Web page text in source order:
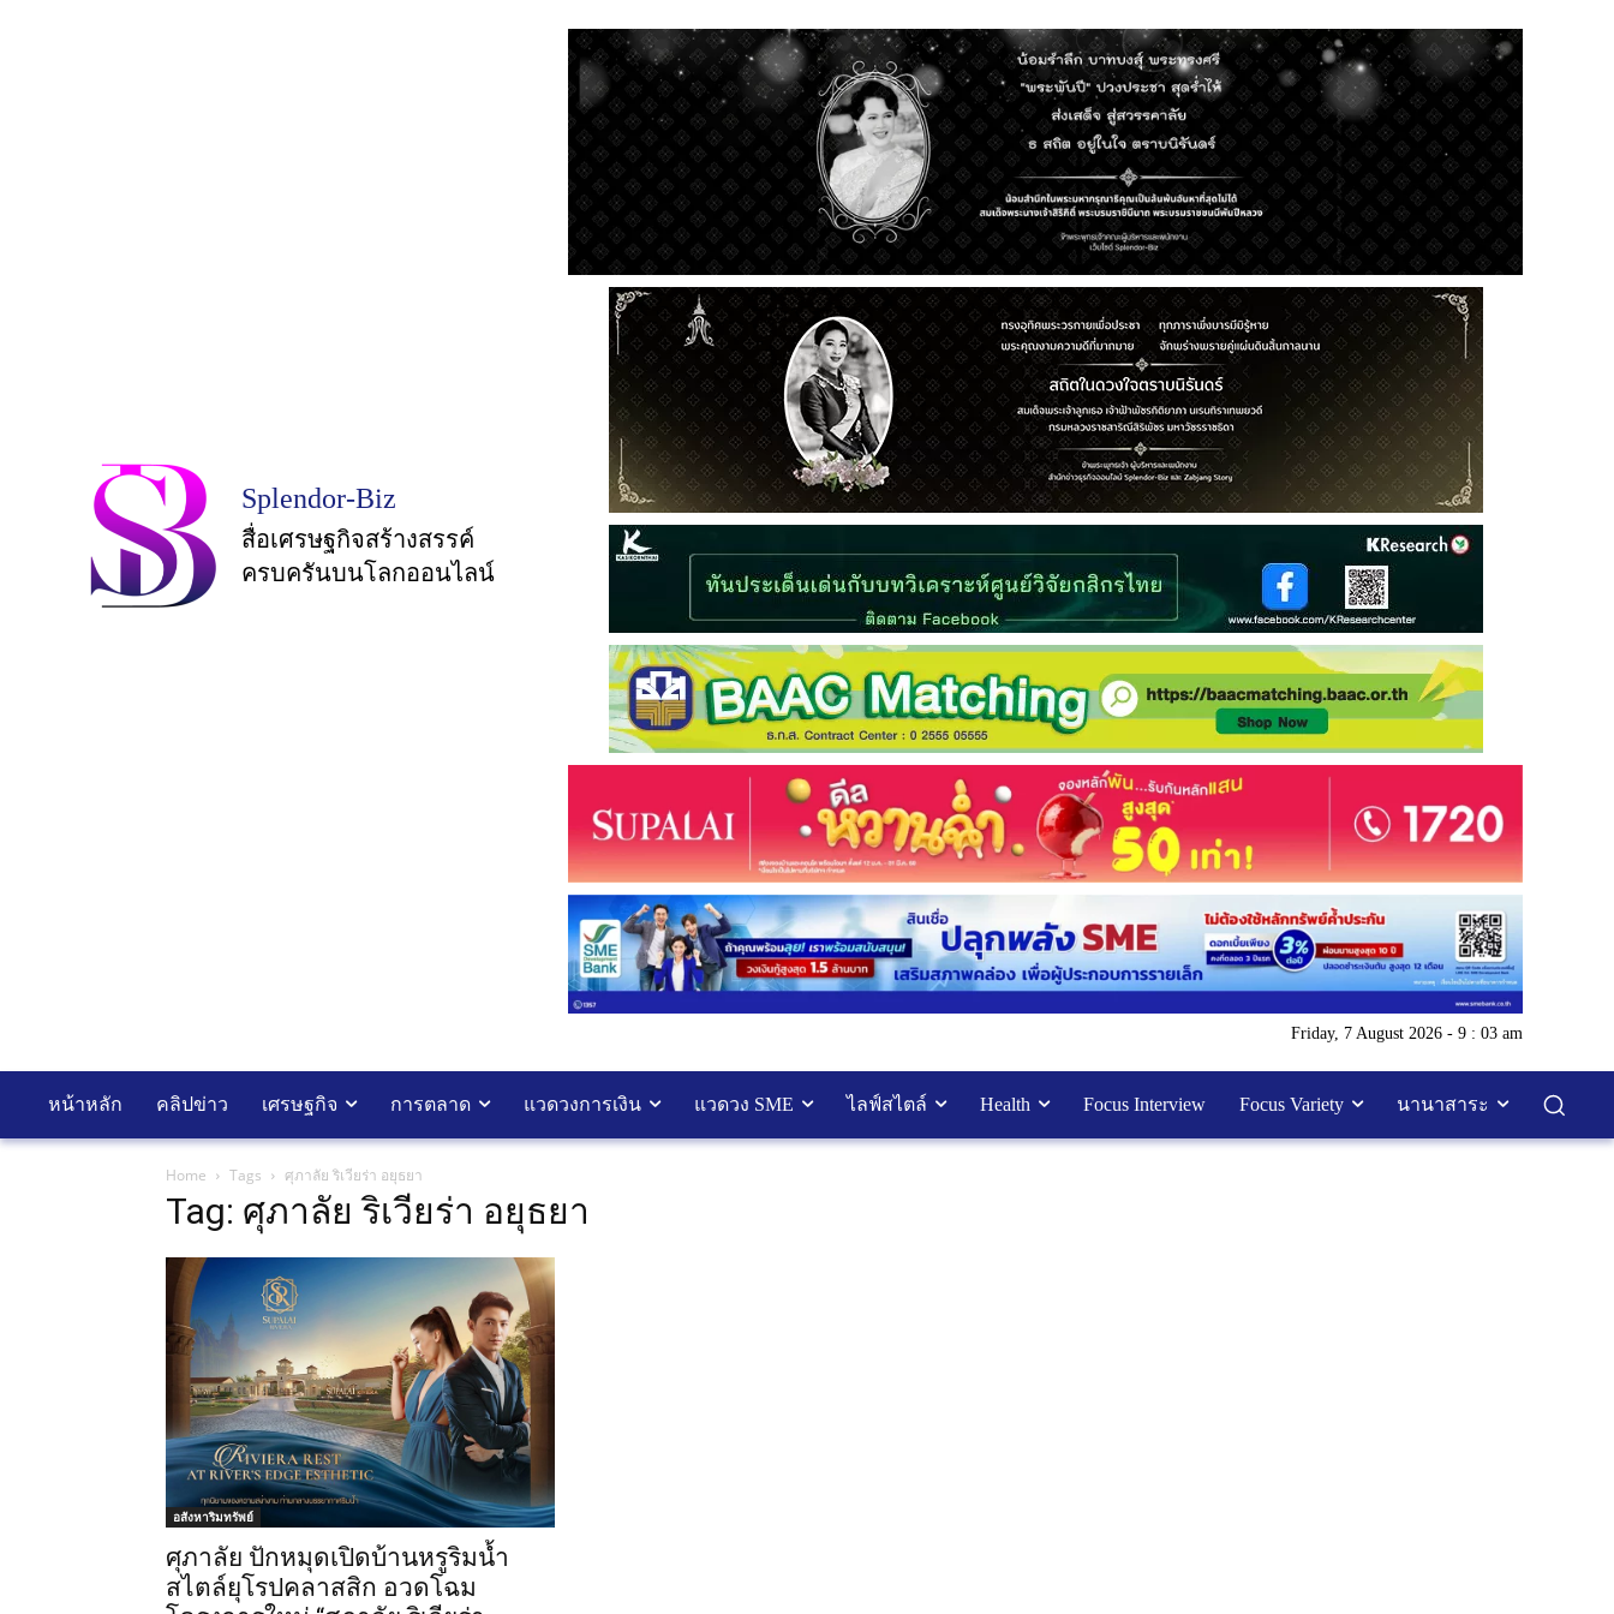
Splendor-Biz
สื่อเศรษฐกิจสร้างสรรค์
ครบครันบนโลกออนไลน์
Friday, 7 August 2026 - 9 : 03 am
หน้าหลัก คลิปข่าว เศรษฐกิจ การตลาด แวดวงการเงิน แวดวง SME ไลฟ์สไตล์ Health Focus Interview Focus Variety นานาสาระ
Home Tags ศุภาลัย ริเวียร่า อยุธยา
Tag: ศุภาลัย ริเวียร่า อยุธยา
อสังหาริมทรัพย์
ศุภาลัย ปักหมุดเปิดบ้านหรูริมน้ำ
สไตล์ยุโรปคลาสสิก อวดโฉม